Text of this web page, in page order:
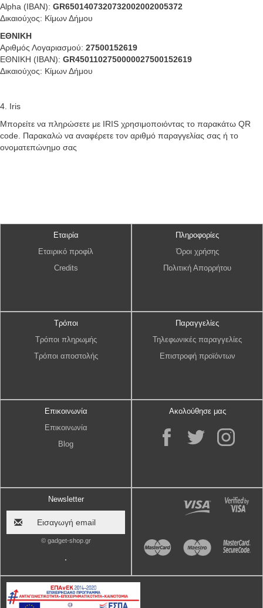
Alpha (ΙΒΑΝ): GR6501407320732002002005372
Δικαιούχος: Κίμων Δήμου
ΕΘΝΙΚΗ
Αριθμός Λογαριασμού: 27500152619
ΕΘΝΙΚΗ (ΙΒΑΝ): GR4501102750000027500152619
Δικαιούχος: Κίμων Δήμου
4. Iris
Μπορείτε να πληρώσετε με IRIS χρησιμοποιόντας το παρακάτω QR
code. Παρακαλώ να αναφέρετε τον αριθμό παραγγελίας σας ή το
ονοματεπώνημο σας
Εταιρία
Εταιρικό προφίλ
Credits
Πληροφορίες
Όροι χρήσης
Πολιτική Απορρήτου
Τρόποι
Τρόποι πληρωμής
Τρόποι αποστολής
Παραγγελίες
Τηλεφωνικές παραγγελίες
Επιστροφή προϊόντων
Επικοινωνία
Επικοινωνία
Blog
Ακολούθησε μας
Newsletter
© gadget-shop.gr
.